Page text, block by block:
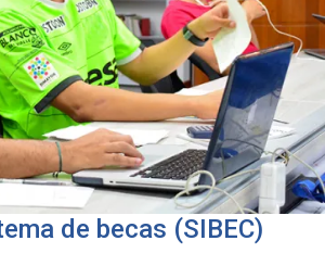
de becas (SIBEC)